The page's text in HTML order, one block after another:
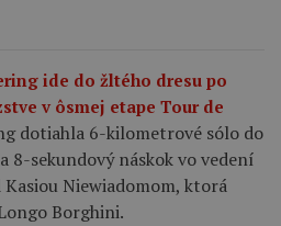
ide do žltého dresu po
v ôsmej etape Tour de
dotiahla 6-kilometrové sólo do
8-sekundový náskok vo vedení
Niewiadomom, ktorá
Borghini.